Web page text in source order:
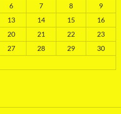
6 7 8
9
13 14 15
16
20 21 22
23
27 28 29
30